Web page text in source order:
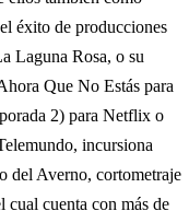
éxito de producciones
Laguna Rosa, o su
Que No Estás para
2) para Netflix o
incursiona
del Averno, cortometraje
cual cuenta con más de